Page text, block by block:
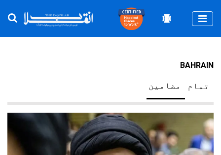
BAHRAIN
مضامین تمام